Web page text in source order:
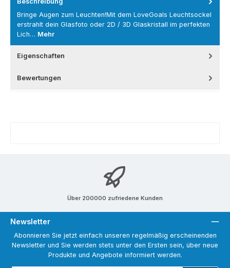
Bringe Augen zum Leuchten!Mit dem LoveGoals Leuchtsockel
erstrahlt dein Glasfoto oder 2D / 3D Glaskristall im perfekten
Lich… Mehr
Eigenschaften
Bewertungen
Über 200000 zufriedene Kunden
Newsletter
Abonnieren Sie jetzt einfach unseren regelmäßig erscheinenden
Newsletter und Sie werden stets unter den Ersten sein, über neue
Produkte und Angebote informiert werden.